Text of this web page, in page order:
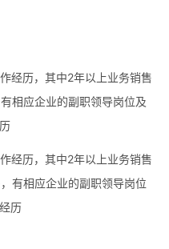
经历，其中2年以上业务销售
相应企业的副职领导岗位及
经历，其中2年以上业务销售
有相应企业的副职领导岗位
历